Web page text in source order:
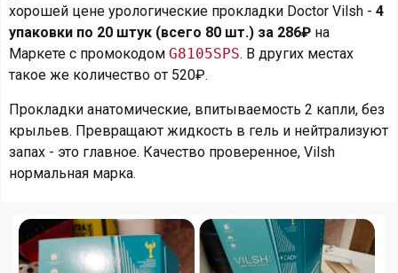
хорошей цене урологические прокладки Doctor Vilsh - 4
упаковки по 20 штук (всего 80 шт.) за 286₽ на
Маркете с промокодом G8105SPS. В других местах
такое же количество от 520₽.
Прокладки анатомические, впитываемость 2 капли, без
крыльев. Превращают жидкость в гель и нейтрализуют
запах - это главное. Качество проверенное, Vilsh
нормальная марка.